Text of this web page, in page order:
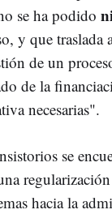
se ha podido
y que traslada
de un
de la
necesarias".
se
hacia la